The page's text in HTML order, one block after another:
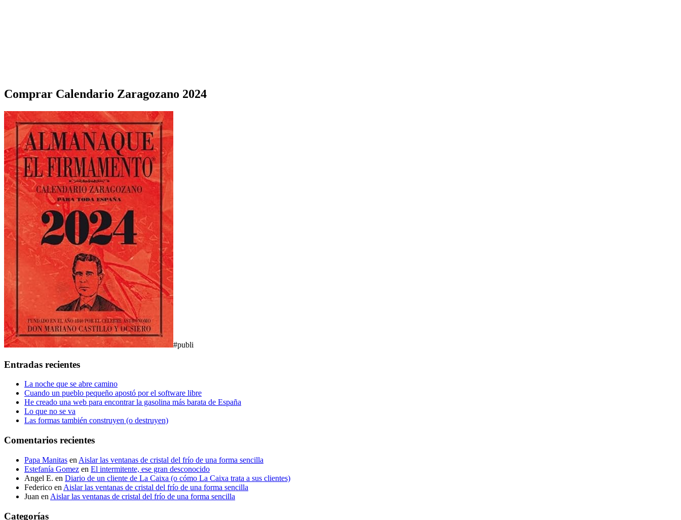
Comprar Calendario Zaragozano 2024
#publi
Entradas recientes
La noche que se abre camino
Cuando un pueblo pequeño apostó por el software libre
He creado una web para encontrar la gasolina más barata de España
Lo que no se va
Las formas también construyen (o destruyen)
Comentarios recientes
Papa Manitas en Aislar las ventanas de cristal del frío de una forma sencilla
Estefanía Gomez en El intermitente, ese gran desconocido
Angel E. en Diario de un cliente de La Caixa (o cómo La Caixa trata a sus clientes)
Federico en Aislar las ventanas de cristal del frío de una forma sencilla
Juan en Aislar las ventanas de cristal del frío de una forma sencilla
Categorías